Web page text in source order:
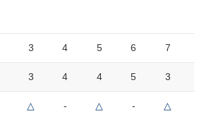
3 4 5 6 7
3 4 4 5 3
△ - △ - △